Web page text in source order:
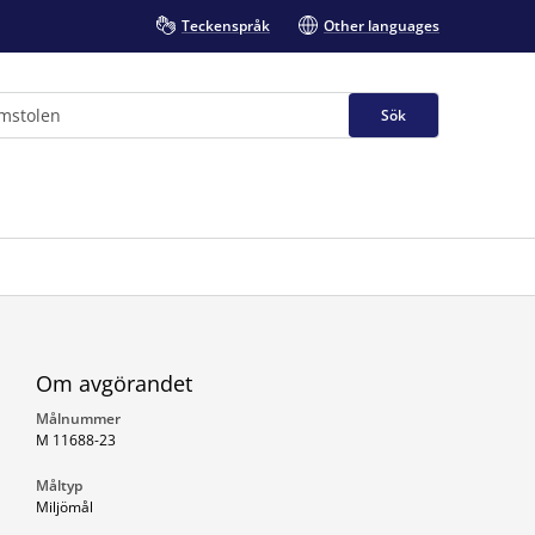
Teckenspråk Other languages
Sök
Om avgörandet
Målnummer
M 11688-23
Måltyp
Miljömål